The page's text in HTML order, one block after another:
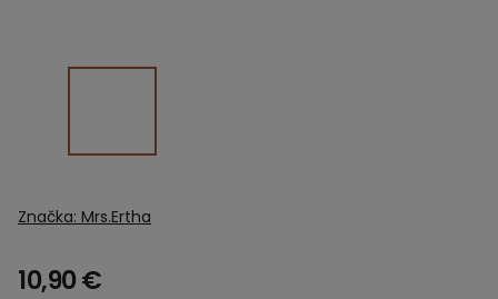
Značka: Mrs.Ertha
10,90 €